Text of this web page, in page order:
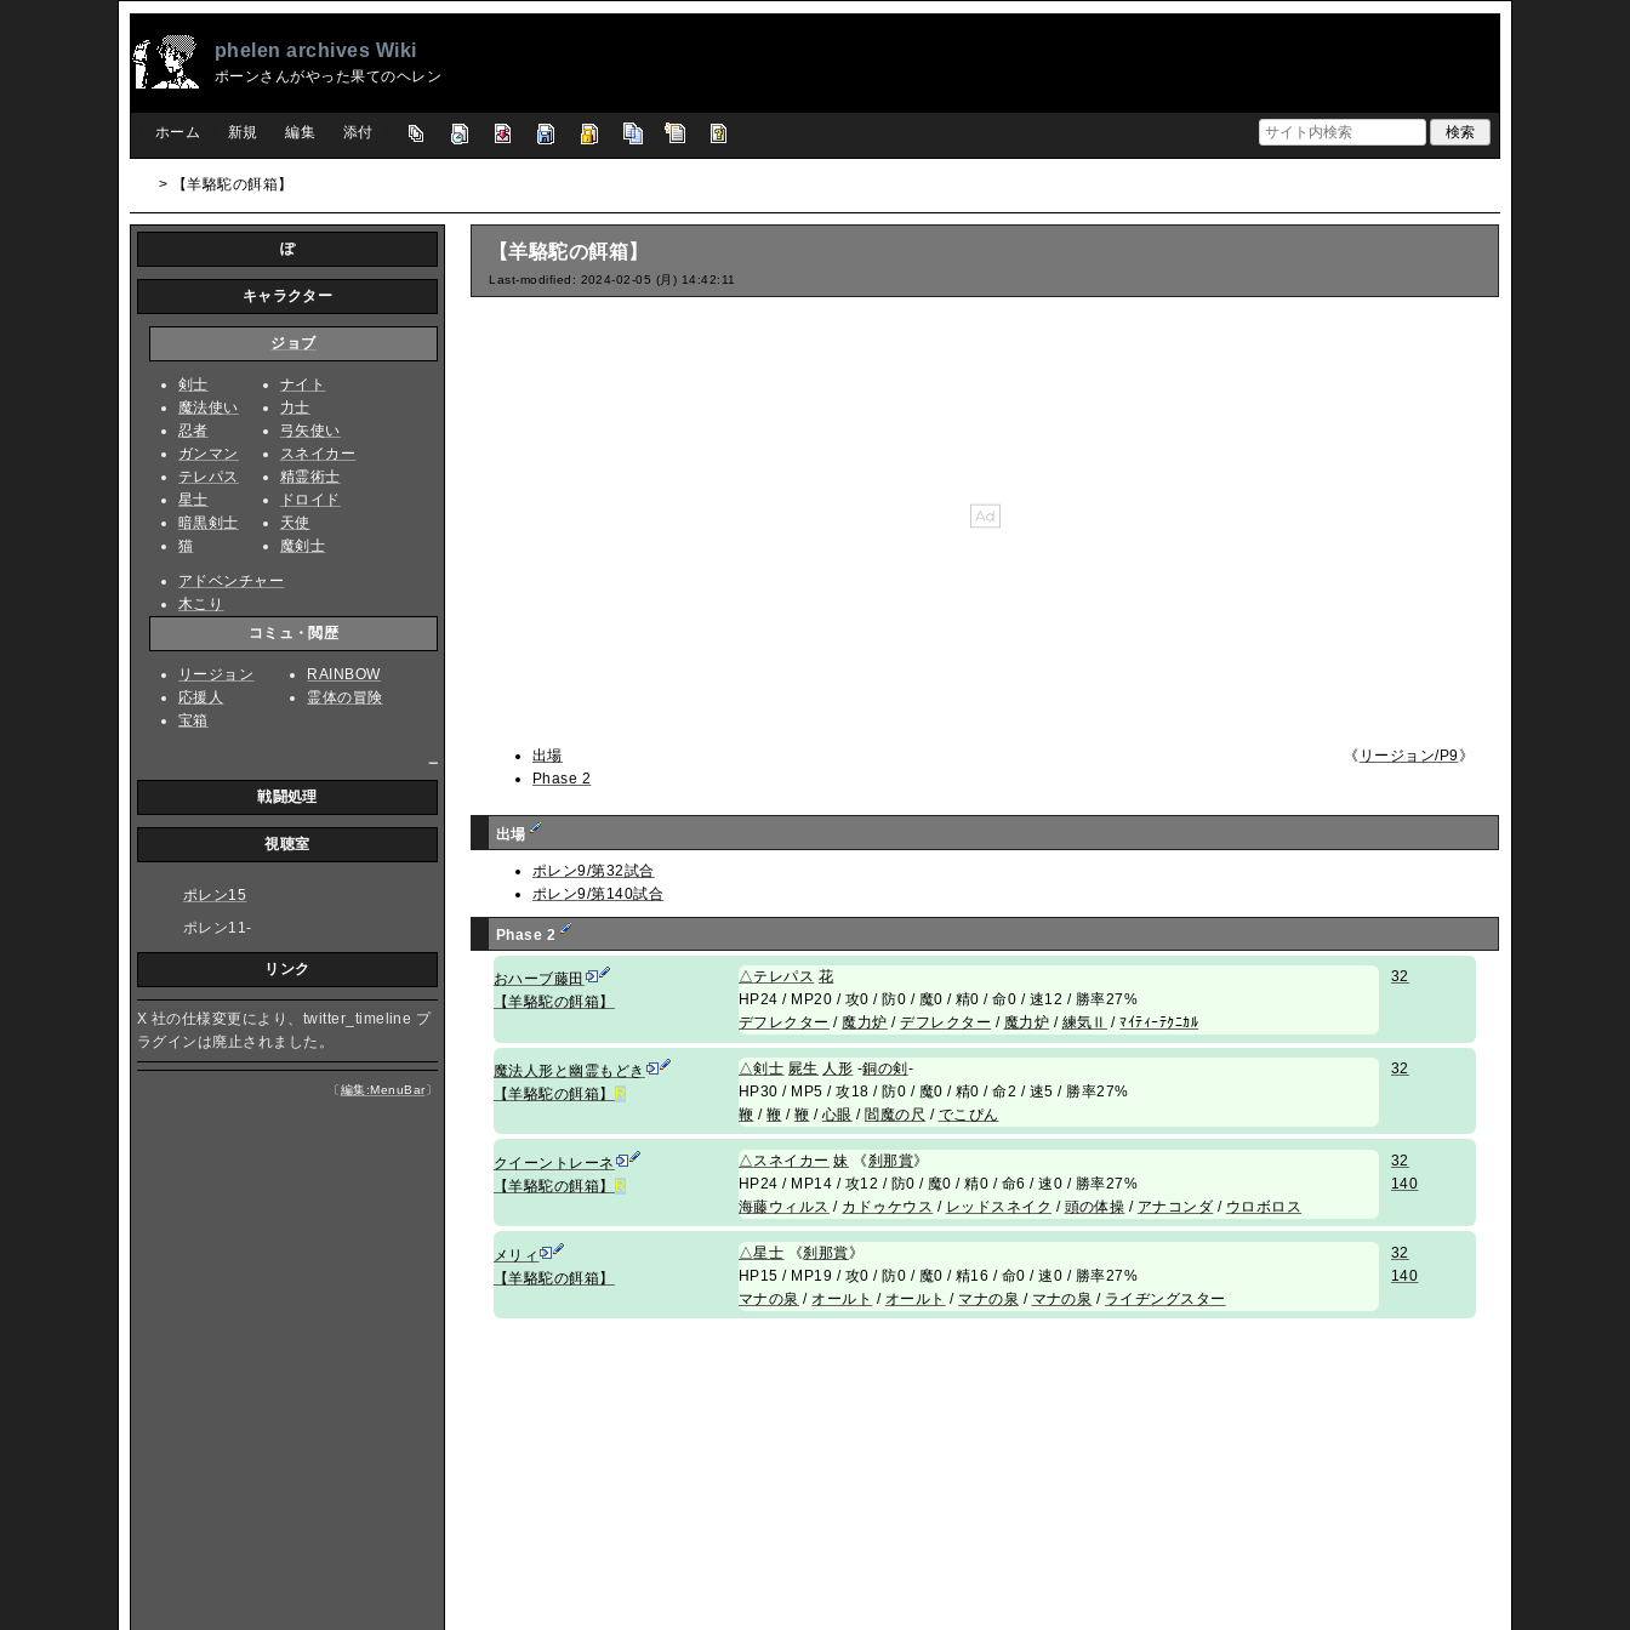
phelen archives Wiki
ポーンさんがやった果てのヘレン
ホーム 新規 編集 添付
> 【羊駱駝の餌箱】
【羊駱駝の餌箱】
Last-modified: 2024-02-05 (月) 14:42:11
出場
Phase 2
《 リージョン/P9》
出場
ポレン9/第32試合
ポレン9/第140試合
Phase 2
おハーブ藤田
【羊駱駝の餌箱】
△テレパス 花
HP24 / MP20 / 攻0 / 防0 / 魔0 / 精0 / 命0 / 速12 / 勝率27%
デフレクター / 魔力炉 /デフレクター / 魔力炉 / 練気Ⅱ /ﾏｲﾃｨｰﾃｸﾆｶﾙ
32
魔法人形と幽霊もどき
【羊駱駝の餌箱】
R
△剣士 屍生 人形 -銅の剣 -
HP30 / MP5 / 攻18 / 防0 / 魔0 / 精0 / 命2 / 速5 / 勝率27%
鞭 / 鞭 / 鞭 / 心眼 / 閻魔の尺 / でこぴん
32
クイーントレーネ
【羊駱駝の餌箱】 R
△スネイカー 妹 《刹那賞》
HP24 / MP14 / 攻12 / 防0 / 魔0 / 精0 / 命6 / 速0 / 勝率27%
海藤ウィルス / カドゥケウス / レッドスネイク / 頭の体操 / アナコンダ / ウロボロス
32
140
メリィ
【羊駱駝の餌箱】
△星士 《刹那賞》
HP15 / MP19 / 攻0 / 防0 / 魔0 / 精16 / 命0 / 速0 / 勝率27%
マナの泉 / オールト / オールト / マナの泉 / マナの泉 / ライヂングスター
32
140
ぽ
キャラクター
ジョブ
剣士
魔法使い
忍者
ガンマン
テレパス
星士
暗黒剣士
猫
ナイト
力士
弓矢使い
スネイカー
精霊術士
ドロイド
天使
魔剣士
アドベンチャー
木こり
コミュ・閲歴
リージョン
応援人
宝箱
RAINBOW
霊体の冒険
戦闘処理
視聴室
ポレン15
ポレン11-
リンク
X 社の仕様変更により、twitter_timeline プ
ラグインは廃止されました。
〔編集:MenuBar〕